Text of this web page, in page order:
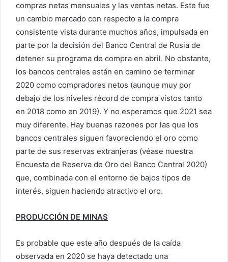
compras netas mensuales y las ventas netas. Este fue
un cambio marcado con respecto a la compra
consistente vista durante muchos años, impulsada en
parte por la decisión del Banco Central de Rusia de
detener su programa de compra en abril. No obstante,
los bancos centrales están en camino de terminar
2020 como compradores netos (aunque muy por
debajo de los niveles récord de compra vistos tanto
en 2018 como en 2019). Y no esperamos que 2021 sea
muy diferente. Hay buenas razones por las que los
bancos centrales siguen favoreciendo el oro como
parte de sus reservas extranjeras (véase nuestra
Encuesta de Reserva de Oro del Banco Central 2020)
que, combinada con el entorno de bajos tipos de
interés, siguen haciendo atractivo el oro.
PRODUCCIÓN DE MINAS
Es probable que este año después de la caída
observada en 2020 se haya detectado una